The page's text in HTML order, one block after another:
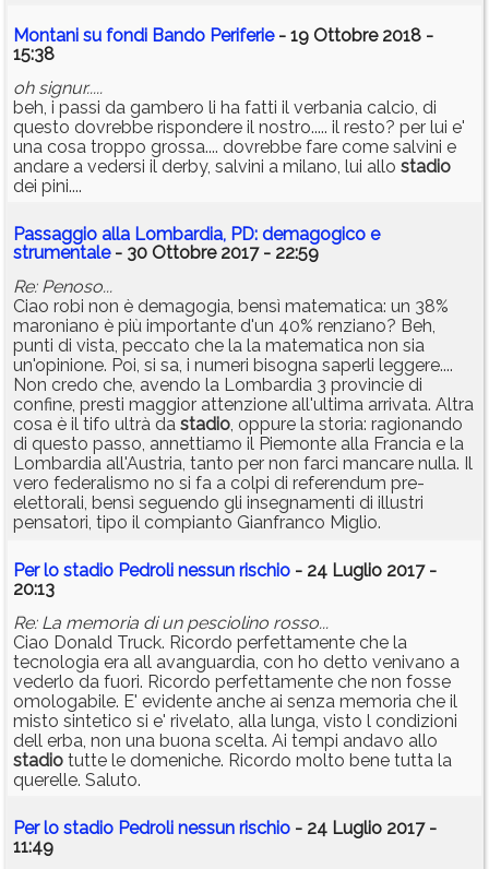
Montani su fondi Bando Periferie- 19 Ottobre 2018 -
15:38
oh signur.....
beh, i passi da gambero li ha fatti il verbania calcio, di
questo dovrebbe rispondere il nostro..... il resto? per lui e'
una cosa troppo grossa.... dovrebbe fare come salvini e
andare a vedersi il derby, salvini a milano, lui allo stadio
dei pini....
Passaggio alla Lombardia, PD: demagogico e
strumentale- 30 Ottobre 2017 - 22:59
Re: Penoso...
Ciao robi non è demagogia, bensì matematica: un 38%
maroniano è più importante d'un 40% renziano? Beh,
punti di vista, peccato che la la matematica non sia
un'opinione. Poi, si sa, i numeri bisogna saperli leggere....
Non credo che, avendo la Lombardia 3 provincie di
confine, presti maggior attenzione all'ultima arrivata. Altra
cosa è il tifo ultrà da stadio, oppure la storia: ragionando
di questo passo, annettiamo il Piemonte alla Francia e la
Lombardia all'Austria, tanto per non farci mancare nulla. Il
vero federalismo no si fa a colpi di referendum pre-
elettorali, bensì seguendo gli insegnamenti di illustri
pensatori, tipo il compianto Gianfranco Miglio.
Per lo stadio Pedroli nessun rischio - 24 Luglio 2017 -
20:13
Re: La memoria di un pesciolino rosso...
Ciao Donald Truck. Ricordo perfettamente che la
tecnologia era all avanguardia, con ho detto venivano a
vederlo da fuori. Ricordo perfettamente che non fosse
omologabile. E' evidente anche ai senza memoria che il
misto sintetico si e' rivelato, alla lunga, visto l condizioni
dell erba, non una buona scelta. Ai tempi andavo allo
stadio tutte le domeniche. Ricordo molto bene tutta la
querelle. Saluto.
Per lo stadio Pedroli nessun rischio - 24 Luglio 2017 -
11:49